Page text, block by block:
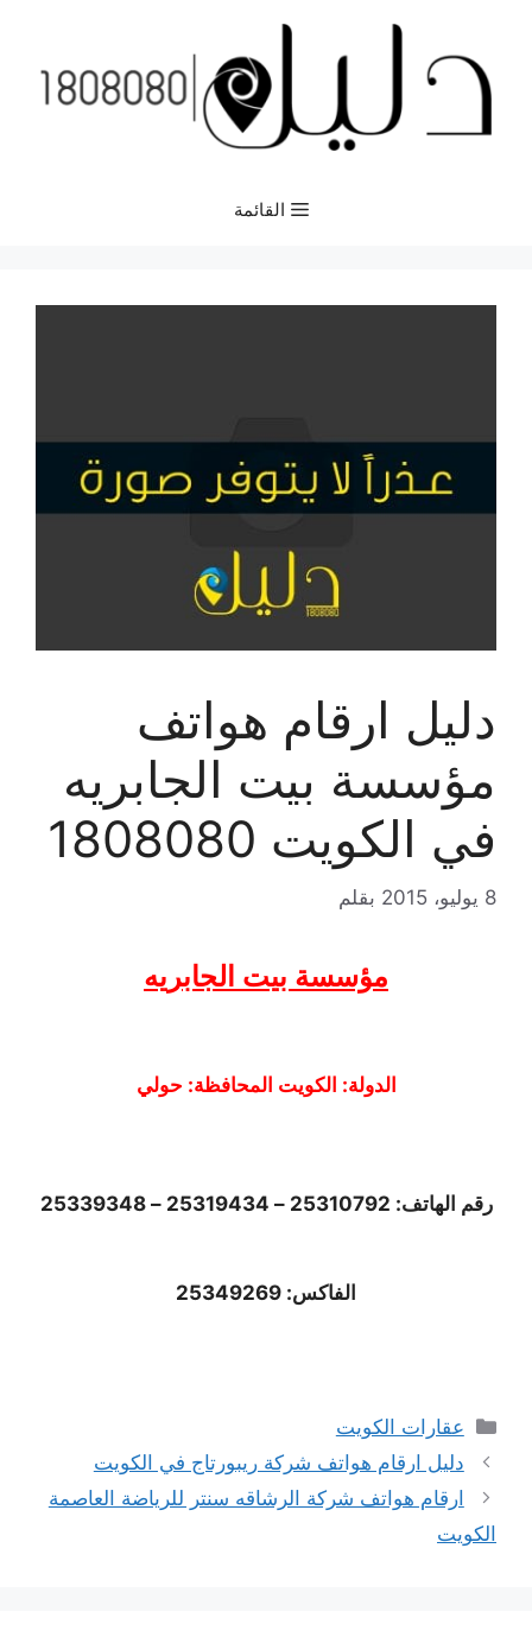
المحتوى
القائمة
دليل ارقام هواتف
مؤسسة بيت الجابريه
في الكويت 1808080
8 يوليو، 2015 بقلم
مؤسسة بيت الجابريه
الدولة: الكويت المحافظة: حولي
رقم الهاتف: 25310792 – 25319434 – 25339348
الفاكس: 25349269
التصنيفات
عقارات الكويت
دليل ارقام هواتف شركة ريبورتاج في الكويت
ارقام هواتف شركة الرشاقه سنتر للرياضة العاصمة
الكويت